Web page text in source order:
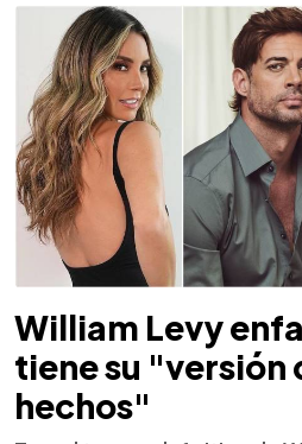
William Levy
tiene su "versión
hechos"